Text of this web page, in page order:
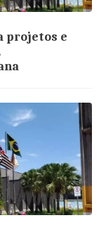
projetos e